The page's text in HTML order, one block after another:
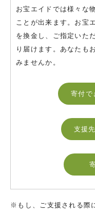
お宝エイドでは様々な
ことが出来ます。お宝
を換金し、ご指定いた
り届けます。あなたも
みませんか。
寄付で
支援
※もし、ご支援される際